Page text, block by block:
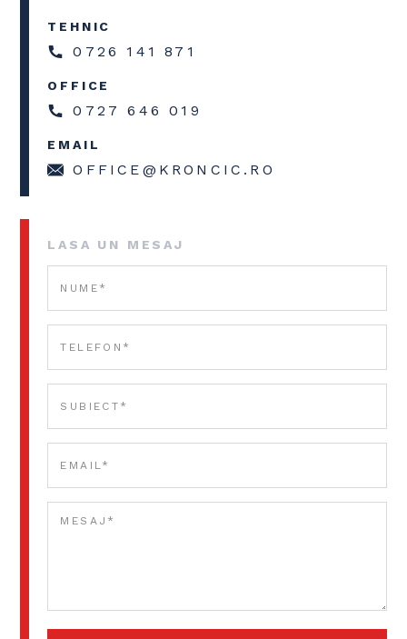
TEHNIC
0726 141 871
OFFICE
0727 646 019
EMAIL
OFFICE@KRONCIC.RO
LASA UN MESAJ